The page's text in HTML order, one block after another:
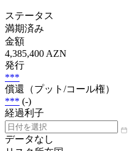
ステータス
満期済み
金額
4,385,400 AZN
発行
***
償還（プット/コール権）
*** (-)
経過利子
データなし